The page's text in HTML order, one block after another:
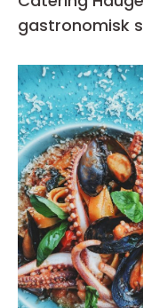
gastronomisk